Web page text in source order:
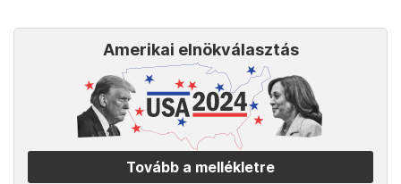
Amerikai elnökválasztás
Tovább a mellékletre